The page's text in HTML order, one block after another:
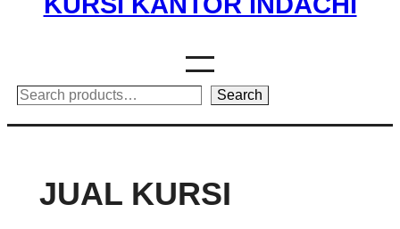
Search Search
JUAL KURSI